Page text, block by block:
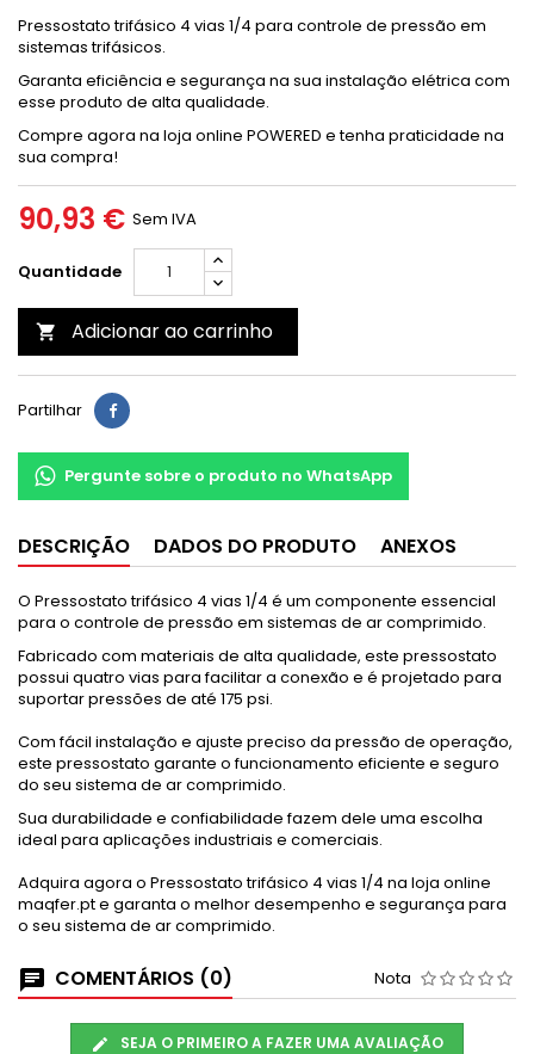
Pressostato trifásico 4 vias 1/4 para controle de pressão em
sistemas trifásicos.
Garanta eficiência e segurança na sua instalação elétrica com
esse produto de alta qualidade.
Compre agora na loja online POWERED e tenha praticidade na
sua compra!
90,93 € Sem IVA
Quantidade
 Adicionar ao carrinho
Partilhar
Pergunte sobre o produto no WhatsApp
DESCRIÇÃO DADOS DO PRODUTO ANEXOS
O Pressostato trifásico 4 vias 1/4 é um componente essencial
para o controle de pressão em sistemas de ar comprimido.
Fabricado com materiais de alta qualidade, este pressostato
possui quatro vias para facilitar a conexão e é projetado para
suportar pressões de até 175 psi.
Com fácil instalação e ajuste preciso da pressão de operação,
este pressostato garante o funcionamento eficiente e seguro
do seu sistema de ar comprimido.
Sua durabilidade e confiabilidade fazem dele uma escolha
ideal para aplicações industriais e comerciais.
Adquira agora o Pressostato trifásico 4 vias 1/4 na loja online
maqfer.pt e garanta o melhor desempenho e segurança para
o seu sistema de ar comprimido.
COMENTÁRIOS (0) Nota
SEJA O PRIMEIRO A FAZER UMA AVALIAÇÃO